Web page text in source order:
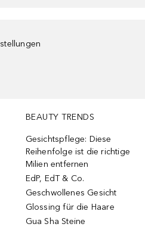
BEAUTY TRENDS
Gesichtspflege: Diese
Reihenfolge ist die richtige
Milien entfernen
EdP, EdT & Co.
Geschwollenes Gesicht
Glossing für die Haare
Gua Sha Steine